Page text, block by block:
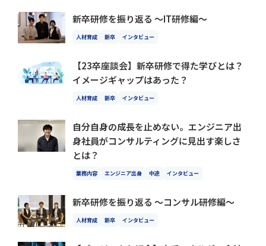
新卒研修を振り返る 〜IT研修編〜
人材育成 新卒 インタビュー
【23卒座談会】新卒研修で得た学びとは？
イメージギャップはあった？
人材育成 新卒 インタビュー
自分自身の成長を止めない。エンジニア出
身社員がコンサルティングに見出す楽しさ
とは？
業務内容 エンジニア出身 中途 インタビュー
新卒研修を振り返る 〜コンサル研修編〜
人材育成 新卒 インタビュー